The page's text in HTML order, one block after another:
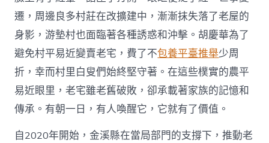
遷，周邊良多村莊在改擴建中，漸漸抹失落了老屋的
身影，游墊村也面臨著各種誘惑和沖擊。胡慶華為了
避免村平易近變賣老宅，費了不包養平臺推舉少周
折，幸而村里白叟們始終堅守著。在這些樸實的農平
易近眼里，老宅雖老舊破敗，卻承載著家族的記憶和
傳承。有朝一日，有人喚醒它，它就有了價值。
自2020年開始，金溪縣在當局部門的支撐下，推動老